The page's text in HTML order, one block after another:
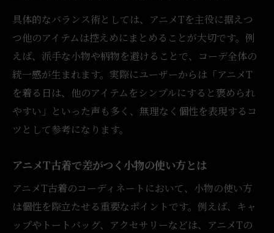
具体的なバランス術としては、アニメTを主役に据えつ
つ他のアイテムは控えめにまとめることが大切です。例
えば、派手な小物や柄物を避けることで、コーデ全体の
統一感が生まれます。実際にユーザーからは「アニメT
を着る日は、他のアイテムをシンプルにすると褒められ
やすい」といった声も多く、無理なく個性を表現するコ
ツとして参考になります。
アニメT古着で差がつく小物の使い方とは
アニメT古着のコーディネートにおいて、小物の使い方
は個性を際立たせる重要なポイントです。例えば、キャ
ップやトートバッグ、アクセサリーなどは、アニメTの